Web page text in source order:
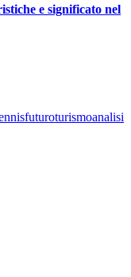
e significato nel
futuroturismoanalisi